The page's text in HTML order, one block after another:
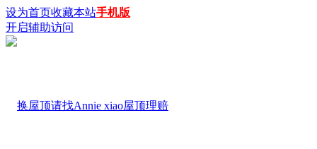
设为首页收藏本站手机版
开启辅助访问